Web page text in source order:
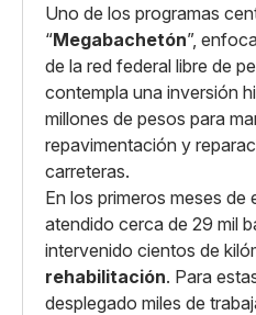
Uno de los programas
“Megabachetón”,
de la red federal libre de
contempla una inversión
millones de pesos para
repavimentación y
carreteras.
En los primeros meses de
atendido cerca de 29 mil
intervenido cientos de
rehabilitación. Para
desplegado miles de